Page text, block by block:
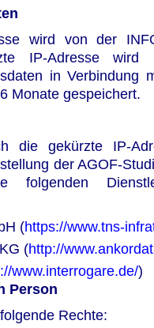
wird von der
IP-Adresse wird
in Verbindung
Monate gespeichert.
die gekürzte IP-
der AGOF-
folgenden
(https://www.tns-
(http://
www.interrogare.de/)
Person
Rechte: